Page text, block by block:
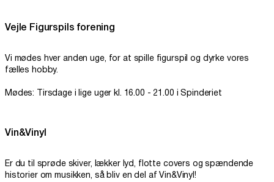
Vejle Figurspils forening
Vi mødes hver anden uge, for at spille figurspil og dyrke vores
fælles hobby.
Mødes: Tirsdage i lige uger kl. 16.00 - 21.00 i Spinderiet
Vin&Vinyl
Er du til sprøde skiver, lækker lyd, flotte covers og spændende
historier om musikken, så bliv en del af Vin&Vinyl!